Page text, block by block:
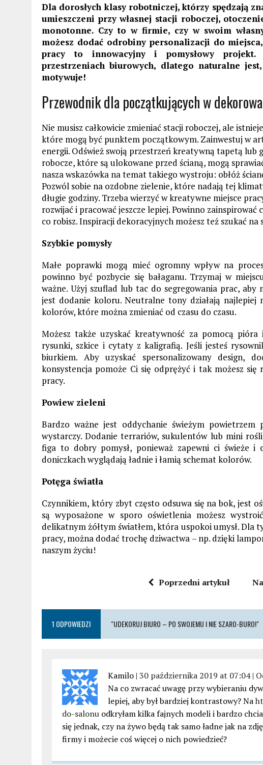
Dla dorosłych klasy robotniczej, którzy spędzają
umieszczeni przy własnej stacji roboczej,
monotonne. Czy to w firmie, czy w swoim
możesz dodać odrobiny personalizacji do
pracy to innowacyjny i pomysłowy
przestrzeniach biurowych, dlatego naturalne
motywuje!
Przewodnik dla początkujących w
Nie musisz całkowicie zmieniać stacji roboczej, ale
które mogą być punktem początkowym. Zainwestuj w
energii. Odśwież swoją przestrzeń kreatywną tapetą lub
robocze, które są ulokowane przed ścianą, mogą
nasza wskazówka na temat takiego wystroju: obłóż
Pozwól sobie na ozdobne zielenie, które nadają tej
długie godziny. Trzeba wierzyć w kreatywne miejsce
rozwijać i pracować jeszcze lepiej. Powinno
co robisz. Inspiracji dekoracyjnych możesz też szukać na
Szybkie pomysły
Małe poprawki mogą mieć ogromny wpływ na
powinno być pozbycie się bałaganu. Trzymaj w
ważne. Użyj szuflad lub tac do segregowania prac,
jest dodanie koloru. Neutralne tony działają
kolorów, które można zmieniać od czasu do czasu.
Możesz także uzyskać kreatywność za pomocą
rysunki, szkice i cytaty z kaligrafią. Jeśli jesteś
biurkiem. Aby uzyskać spersonalizowany design,
konsystencja pomoże Ci się odprężyć i tak możesz się
pracy.
Powiew zieleni
Bardzo ważne jest oddychanie świeżym
wystarczy. Dodanie terrariów, sukulentów lub mini
figa to dobry pomysł, ponieważ zapewni ci świeże
doniczkach wyglądają ładnie i łamią schemat kolorów.
Potęga światła
Czynnikiem, który zbyt często odsuwa się na bok, jest
są wyposażone w sporo oświetlenia możesz
delikatnym żółtym światłem, która uspokoi umysł. Dla
pracy, można dodać trochę dziwactwa – np. dzięki
naszym życiu!
Poprzedni artykuł
1 ODPOWIEDZI "UDEKORUJ BIURO – PO SWOJEMU I NIE SZARO-BURO!"
Kamilo | 30 października 2019 at 07:04|
Na co zwracać uwagę przy wybieraniu
lepiej, aby był bardziej kontrastowy? Na
do-salonu odkryłam kilka fajnych modeli i bardzo
się jednak, czy na żywo będą tak samo ładne jak na
firmy i możecie coś więcej o nich powiedzieć?